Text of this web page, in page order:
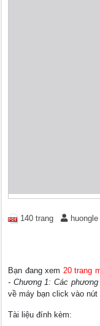
140 trang huongle
Bạn đang xem 20 trang
- Chương 1: Các
về máy bạn click vào nút
Tài liệu đính kèm: